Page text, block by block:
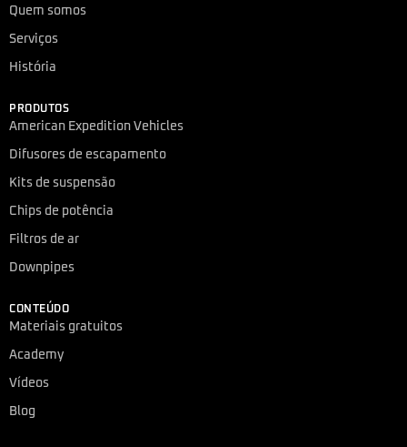
Quem somos
Serviços
História
PRODUTOS
American Expedition Vehicles
Difusores de escapamento
Kits de suspensão
Chips de potência
Filtros de ar
Downpipes
CONTEÚDO
Materiais gratuitos
Academy
Vídeos
Blog